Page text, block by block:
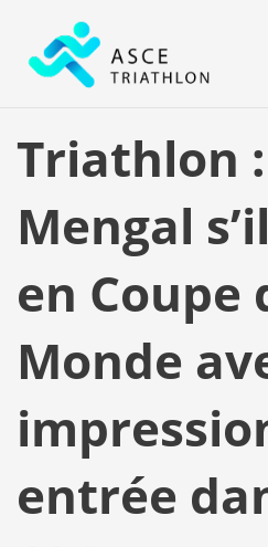
contenu
Triathlon
Mengal
en Coupe
Monde
entrée